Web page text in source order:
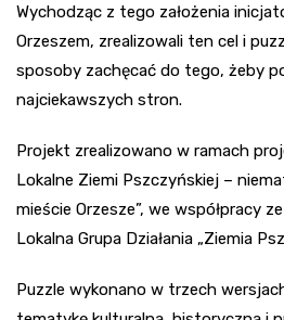
Wychodząc z tego założenia
Orzeszem, zrealizowali ten cel i
sposoby zachęcać do tego, żeby
najciekawszych stron.
Projekt zrealizowano w ramach
Lokalne Ziemi Pszczyńskiej –
mieście Orzesze”, we współpracy
Lokalna Grupa Działania „Ziemia
Puzzle wykonano w trzech